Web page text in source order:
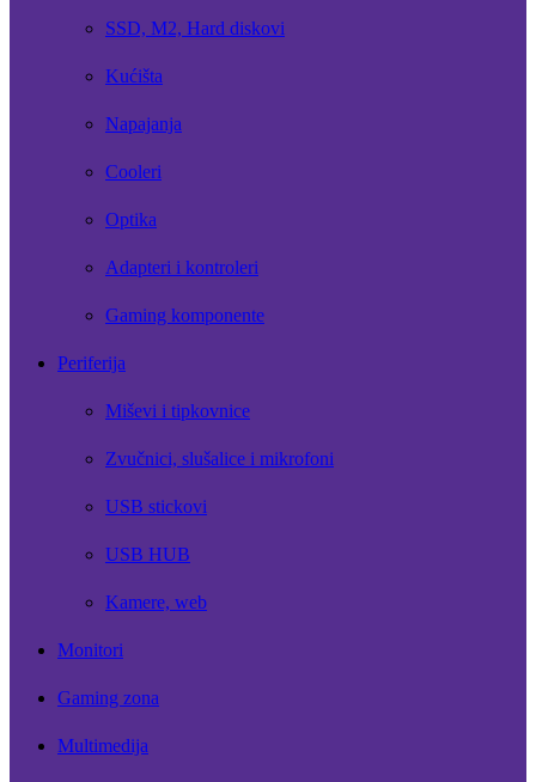
SSD, M2, Hard diskovi
Kućišta
Napajanja
Cooleri
Optika
Adapteri i kontroleri
Gaming komponente
Periferija
Miševi i tipkovnice
Zvučnici, slušalice i mikrofoni
USB stickovi
USB HUB
Kamere, web
Monitori
Gaming zona
Multimedija